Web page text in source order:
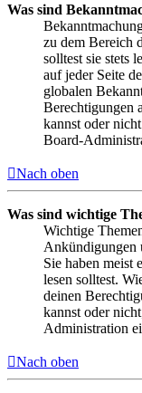
Was sind
zu dem Bereich
solltest sie stets
auf jeder Seite
globalen
Berechtigungen
kannst oder
Board-
Nach oben
Was sind wichtige
Wichtige
Ankündigungen
Sie haben meist
lesen solltest.
deinen
kannst oder
Administration
Nach oben